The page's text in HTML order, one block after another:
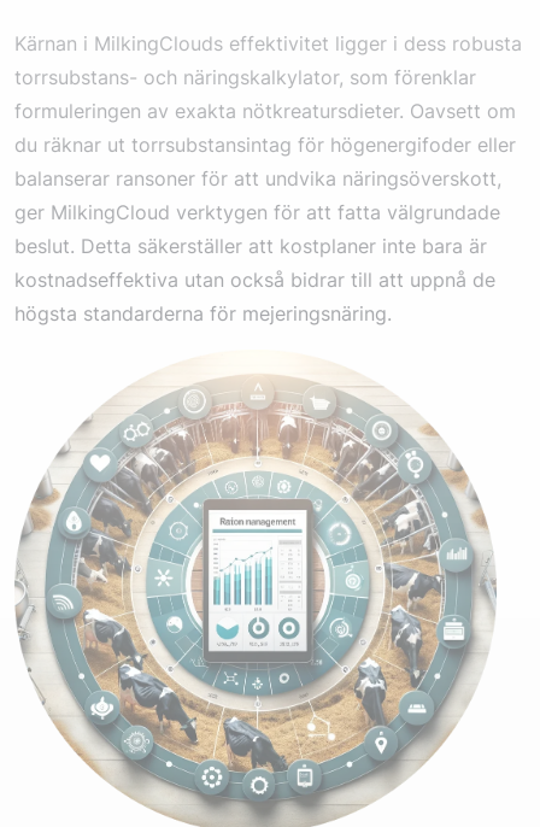
Kärnan i MilkingClouds effektivitet ligger i dess robusta
torrsubstans- och näringskalkylator, som förenklar
formuleringen av exakta nötkreatursdieter. Oavsett om
du räknar ut torrsubstansintag för högenergifoder eller
balanserar ransoner för att undvika näringsöverskott,
ger MilkingCloud verktygen för att fatta välgrundade
beslut. Detta säkerställer att kostplaner inte bara är
kostnadseffektiva utan också bidrar till att uppnå de
högsta standarderna för mejeringsnäring.